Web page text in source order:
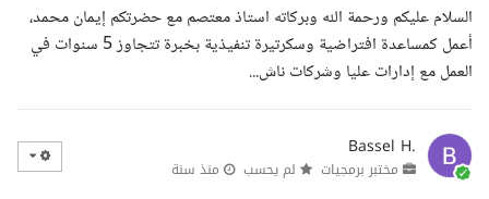
السلام عليكم ورحمة الله وبركاته استاذ معتصم مع حضرتكم إيمان محمد،
أعمل كمساعدة افتراضية وسكرتيرة تنفيذية بخبرة تتجاوز 5 سنوات في
العمل مع إدارات عليا وشركات ناش...
Bassel H.
مختبر برمجيات لم يحسب منذ سنة